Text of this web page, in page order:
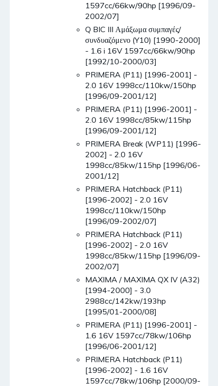
1597cc/66kw/90hp [1996/09-
2002/07]
Q BIC III Αμάξωμα συμπαγές/
συνδυαζόμενο (Y10) [1990-2000]
- 1.6 i 16V 1597cc/66kw/90hp
[1992/10-2000/03]
PRIMERA (P11) [1996-2001] -
2.0 16V 1998cc/110kw/150hp
[1996/09-2001/12]
PRIMERA (P11) [1996-2001] -
2.0 16V 1998cc/85kw/115hp
[1996/09-2001/12]
PRIMERA Break (WP11) [1996-
2002] - 2.0 16V
1998cc/85kw/115hp [1996/06-
2001/12]
PRIMERA Hatchback (P11)
[1996-2002] - 2.0 16V
1998cc/110kw/150hp
[1996/09-2002/07]
PRIMERA Hatchback (P11)
[1996-2002] - 2.0 16V
1998cc/85kw/115hp [1996/09-
2002/07]
MAXIMA / MAXIMA QX IV (A32)
[1994-2000] - 3.0
2988cc/142kw/193hp
[1995/01-2000/08]
PRIMERA (P11) [1996-2001] -
1.6 16V 1597cc/78kw/106hp
[1996/06-2001/12]
PRIMERA Hatchback (P11)
[1996-2002] - 1.6 16V
1597cc/78kw/106hp [2000/09-